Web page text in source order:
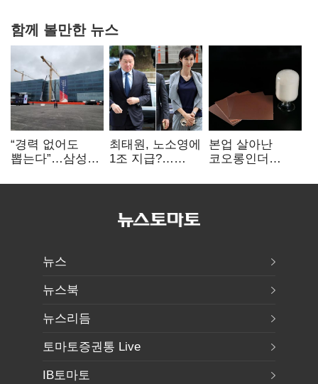
함께 볼만한 뉴스
“경력 없어도
뽑는다”…삼성
반도체 인재
최태원, 노소영에
1조 지급?…
본업 살아난
코오롱인더
배터리 소재로
뉴스
뉴스북
뉴스리듬
토마토증권통 Live
IB토마토